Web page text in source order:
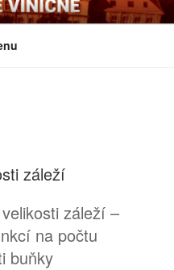
VE
obecnější biologická témata
záleží
záleží –
na počtu
buňky